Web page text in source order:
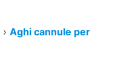
› Aghi cannule per